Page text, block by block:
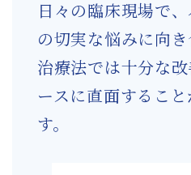
日々の臨床現場で
の切実な悩みに向
治療法では十分な
ースに直面するこ
す。